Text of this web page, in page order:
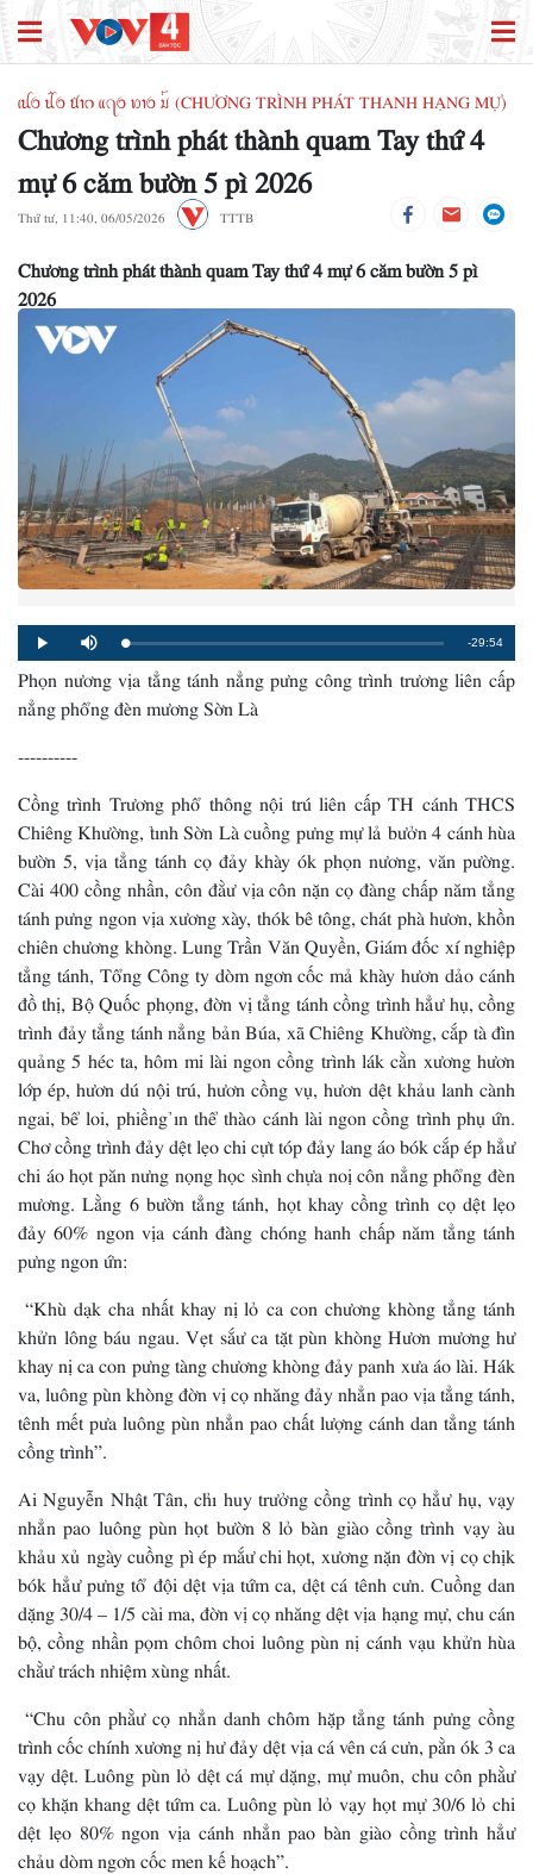
ꪹꪊꪉ ꪊꪲꪉ ꪠꪱꪒ ꪵꪖꪉ ꪭꪱꪉ ꪣꪳ (CHƯƠNG TRÌNH PHÁT THANH HẠNG MỰ)
Chương trình phát thành quam Tay thứ 4
mự 6 căm bườn 5 pì 2026
Thứ tư, 11:40, 06/05/2026 TTTB
Chương trình phát thành quam Tay thứ 4 mự 6 căm bườn 5 pì
2026
Play Mute Loaded:
0%
Progress:
0%
Remaining
Time
-29:54
Phọn nương vịa tẳng tánh nẳng pưng công trình trương liên cấp
nẳng phổng đèn mương Sờn Là
----------
Cồng trình Trương phổ thông nội trú liên cấp TH cánh THCS
Chiêng Khường, tỉnh Sờn Là cuồng pưng mự lả bưởn 4 cánh hùa
bườn 5, vịa tẳng tánh cọ đảy khày ók phọn nương, văn pường.
Cài 400 cồng nhần, côn đằư vịa côn nặn cọ đàng chấp năm tẳng
tánh pưng ngon vịa xương xày, thók bê tông, chát phà hươn, khồn
chiên chương khòng. Lung Trần Văn Quyền, Giám đốc xí nghiệp
tẳng tánh, Tổng Công ty dòm ngơn cốc mả khày hươn dảo cánh
đồ thị, Bộ Quốc phọng, đờn vị tẳng tánh cồng trình hẳư hụ, cồng
trình đảy tẳng tánh nẳng bản Búa, xã Chiêng Khường, cắp tà đìn
quảng 5 héc ta, hôm mi lài ngon cồng trình lák cằn xương hươn
lớp ép, hươn dú nội trú, hươn cồng vụ, hươn dệt khảu lanh cành
ngai, bể loi, phiềng ỉn thể thào cánh lài ngon cồng trình phụ ứn.
Chơ cồng trình đảy dệt lẹo chi cựt tóp đảy lang áo bók cắp ép hẳư
chi áo họt păn nưng nọng học sình chựa noị côn nẳng phổng đèn
mương. Lằng 6 bườn tẳng tánh, họt khay cồng trình cọ dệt lẹo
đảy 60% ngon vịa cánh đàng chóng hanh chấp năm tẳng tánh
pưng ngon ứn:
“Khù dạk cha nhất khay nị lỏ ca con chương khòng tẳng tánh
khửn lông báu ngau. Vẹt sắư ca tặt pùn khòng Hươn mương hư
khay nị ca con pưng tàng chương khòng đảy panh xưa áo lài. Hák
va, luông pùn khòng đờn vị cọ nhăng đảy nhẳn pao vịa tẳng tánh,
tênh mết pưa luông pùn nhẳn pao chất lượng cánh dan tẳng tánh
cồng trình”.
Ai Nguyễn Nhật Tân, chỉ huy trưởng cồng trình cọ hẳư hụ, vạy
nhẳn pao luông pùn họt bườn 8 lỏ bàn giào cồng trình vạy àu
khảu xủ ngày cuồng pì ép mắư chi họt, xương nặn đờn vị cọ chịk
bók hẳư pưng tổ đội dệt vịa tứm ca, dệt cá tênh cưn. Cuồng dan
dặng 30/4 – 1/5 cài ma, đờn vị cọ nhăng dệt vịa hạng mự, chu cán
bộ, cồng nhần pọm chôm choi luông pùn nị cánh vạu khửn hùa
chằư trách nhiệm xùng nhất.
“Chu côn phằư cọ nhẳn danh chôm hặp tẳng tánh pưng cồng
trình cốc chính xương nị hư đảy dệt vịa cá vên cá cưn, pằn ók 3 ca
vạy dệt. Luông pùn lỏ dệt cá mự dặng, mự muôn, chu côn phằư
cọ khặn khang dệt tứm ca. Luông pùn lỏ vạy họt mự 30/6 lỏ chi
dệt lẹo 80% ngon vịa cánh nhẳn pao bàn giào cồng trình hẳư
chảu dòm ngơn cốc men kế hoạch”.